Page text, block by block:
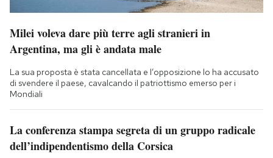
Milei voleva dare più terre agli stranieri in
Argentina, ma gli è andata male
La sua proposta è stata cancellata e l’opposizione lo ha accusato
di svendere il paese, cavalcando il patriottismo emerso per i
Mondiali
La conferenza stampa segreta di un gruppo radicale
dell’indipendentismo della Corsica